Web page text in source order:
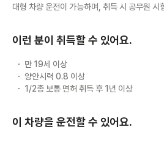
대형 차량 운전이 가능하며, 취득 시 공무원 시
이런 분이 취득할 수 있어요.
만 19세 이상
양안시력 0.8 이상
1/2종 보통 면허 취득 후 1년 이상
이 차량을 운전할 수 있어요.